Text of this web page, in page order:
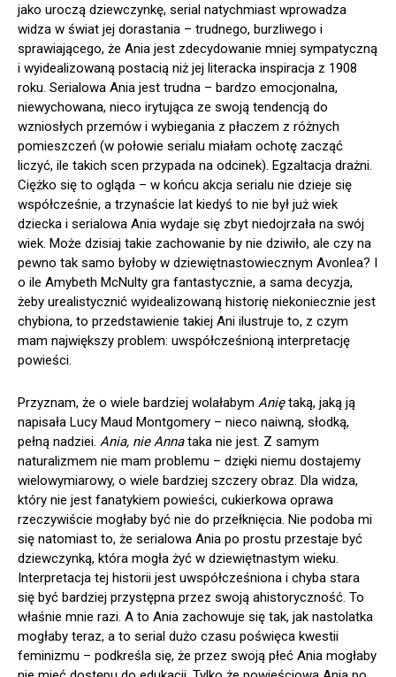
jako uroczą dziewczynkę, serial natychmiast wprowadza
widza w świat jej dorastania – trudnego, burzliwego i
sprawiającego, że Ania jest zdecydowanie mniej sympatyczną
i wyidealizowaną postacią niż jej literacka inspiracja z 1908
roku. Serialowa Ania jest trudna – bardzo emocjonalna,
niewychowana, nieco irytująca ze swoją tendencją do
wzniosłych przemów i wybiegania z płaczem z różnych
pomieszczeń (w połowie serialu miałam ochotę zacząć
liczyć, ile takich scen przypada na odcinek). Egzaltacja drażni.
Ciężko się to ogląda – w końcu akcja serialu nie dzieje się
współcześnie, a trzynaście lat kiedyś to nie był już wiek
dziecka i serialowa Ania wydaje się zbyt niedojrzała na swój
wiek. Może dzisiaj takie zachowanie by nie dziwiło, ale czy na
pewno tak samo byłoby w dziewiętnastowiecznym Avonlea? I
o ile Amybeth McNulty gra fantastycznie, a sama decyzja,
żeby urealistycznić wyidealizowaną historię niekoniecznie jest
chybiona, to przedstawienie takiej Ani ilustruje to, z czym
mam największy problem: uwspółcześnioną interpretację
powieści.
Przyznam, że o wiele bardziej wolałabym Aniętaką, jaką ją
napisała Lucy Maud Montgomery – nieco naiwną, słodką,
pełną nadziei. Ania, nie Annataka nie jest. Z samym
naturalizmem nie mam problemu – dzięki niemu dostajemy
wielowymiarowy, o wiele bardziej szczery obraz. Dla widza,
który nie jest fanatykiem powieści, cukierkowa oprawa
rzeczywiście mogłaby być nie do przełknięcia. Nie podoba mi
się natomiast to, że serialowa Ania po prostu przestaje być
dziewczynką, która mogła żyć w dziewiętnastym wieku.
Interpretacja tej historii jest uwspółcześniona i chyba stara
się być bardziej przystępna przez swoją ahistoryczność. To
właśnie mnie razi. A to Ania zachowuje się tak, jak nastolatka
mogłaby teraz, a to serial dużo czasu poświęca kwestii
feminizmu – podkreśla się, że przez swoją płeć Ania mogłaby